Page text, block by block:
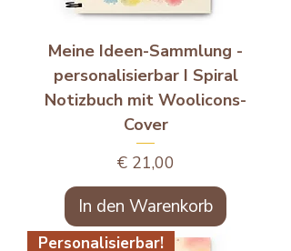
Meine Ideen-Sammlung -
personalisierbar I Spiral
Notizbuch mit Woolicons-
Cover
Preis
€ 21,00
In den Warenkorb
Personalisierbar!